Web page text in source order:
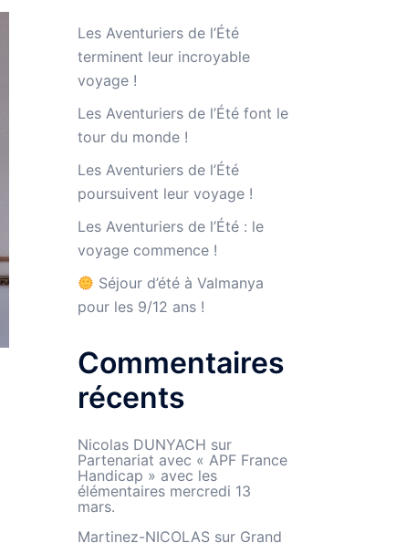
Les Aventuriers de l’Été
terminent leur incroyable
voyage !
Les Aventuriers de l’Été font le
tour du monde !
Les Aventuriers de l’Été
poursuivent leur voyage !
Les Aventuriers de l’Été : le
voyage commence !
Séjour d’été à Valmanya
pour les 9/12 ans !
Commentaires
récents
Nicolas DUNYACH sur
Partenariat avec « APF France
Handicap » avec les
élémentaires mercredi 13
mars.
Martinez-NICOLASsur Grand